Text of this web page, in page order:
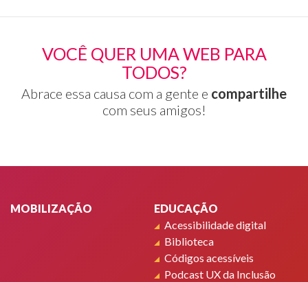
VOCÊ QUER UMA WEB PARA
TODOS?
Abrace essa causa com a gente e compartilhe
com seus amigos!
MOBILIZAÇÃO
EDUCAÇÃO
Acessibilidade digital
Biblioteca
Códigos acessíveis
Podcast UX da Inclusão